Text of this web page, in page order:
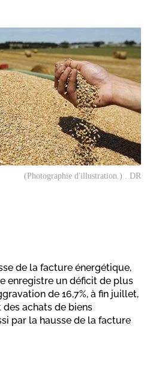
(Photographie d'illustration.) . DR
de la facture énergétique,
enregistre un déficit de plus
de 16,7%, à fin juillet,
des achats de biens
par la hausse de la facture